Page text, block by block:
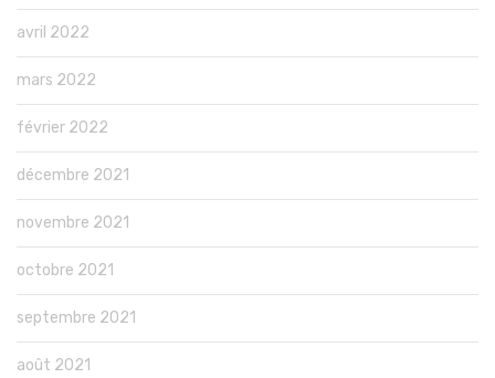
avril 2022
mars 2022
février 2022
décembre 2021
novembre 2021
octobre 2021
septembre 2021
août 2021